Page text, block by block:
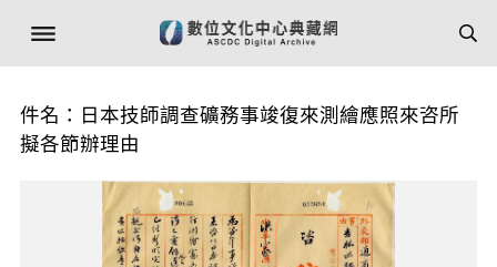
件名：日本技師調查礦務事竣復來測繪應照來咨所
擬各節辦理由